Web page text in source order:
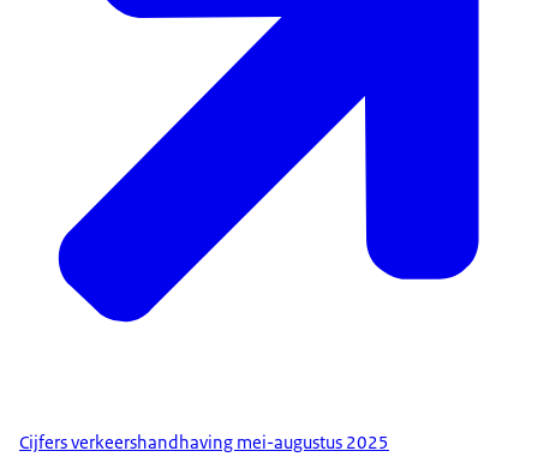
Cijfers verkeershandhaving mei-augustus 2025